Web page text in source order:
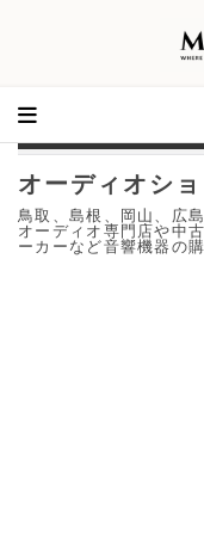
オーディオシ
鳥取、島根、岡山、広
オーディオ専門店や中
ーカーなど音響機器の